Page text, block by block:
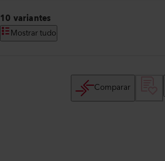
10 variantes
Mostrar tudo
Comparar